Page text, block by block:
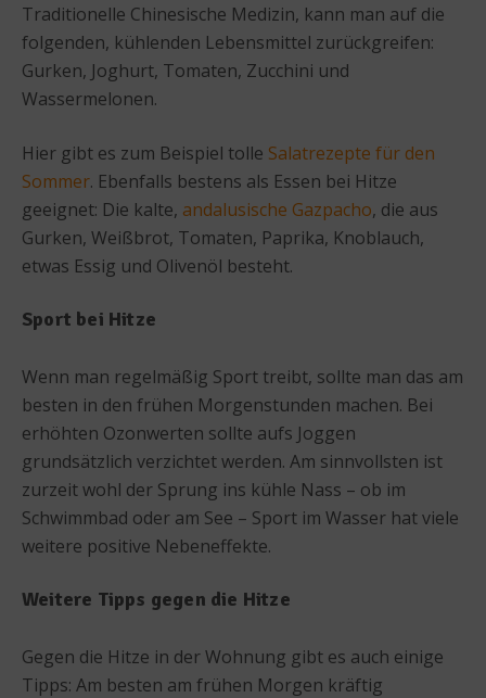
Traditionelle Chinesische Medizin, kann man auf die
folgenden, kühlenden Lebensmittel zurückgreifen:
Gurken, Joghurt, Tomaten, Zucchini und
Wassermelonen.
Hier gibt es zum Beispiel tolle Salatrezepte für den
Sommer. Ebenfalls bestens als Essen bei Hitze
geeignet: Die kalte, andalusische Gazpacho, die aus
Gurken, Weißbrot, Tomaten, Paprika, Knoblauch,
etwas Essig und Olivenöl besteht.
Sport bei Hitze
Wenn man regelmäßig Sport treibt, sollte man das am
besten in den frühen Morgenstunden machen. Bei
erhöhten Ozonwerten sollte aufs Joggen
grundsätzlich verzichtet werden. Am sinnvollsten ist
zurzeit wohl der Sprung ins kühle Nass – ob im
Schwimmbad oder am See – Sport im Wasser hat viele
weitere positive Nebeneffekte.
Weitere Tipps gegen die Hitze
Gegen die Hitze in der Wohnung gibt es auch einige
Tipps: Am besten am frühen Morgen kräftig